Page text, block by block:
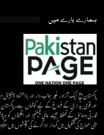
ہمارے بارے میں
پاکستان پیج ایک آزاد، غیر جانب دار اور بااعتماد
اور قومی بیداری کے فروغ کے لیے کوشاں ہے۔پاکستان
قدرتی وسائل کے تحفظ جیسے عالمی چیلنجز اور اقلیتوں
مبنی سماج کی تشکیل میں کردار ادا کرنے کی کوششوں میں